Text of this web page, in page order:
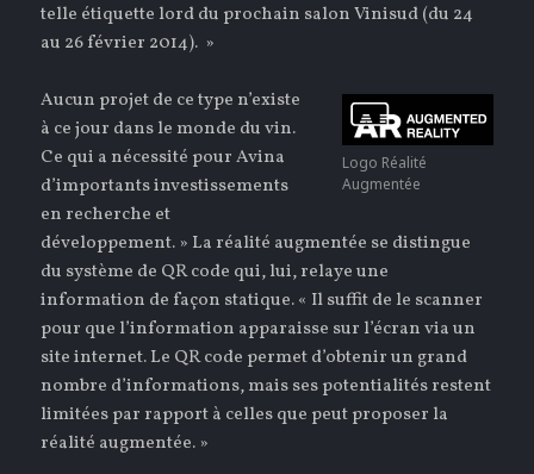
telle étiquette lord du prochain salon Vinisud (du 24
au 26 février 2014). »
Logo Réalité
Augmentée
Aucun projet de ce type n’existe
à ce jour dans le monde du vin.
Ce qui a nécessité pour Avina
d’importants investissements
en recherche et
développement. » La réalité augmentée se distingue
du système de QR code qui, lui, relaye une
information de façon statique. « Il suffit de le scanner
pour que l’information apparaisse sur l’écran via un
site internet. Le QR code permet d’obtenir un grand
nombre d’informations, mais ses potentialités restent
limitées par rapport à celles que peut proposer la
réalité augmentée. »